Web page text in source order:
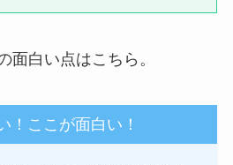
面白い点はこちら。
！ここが面白い！